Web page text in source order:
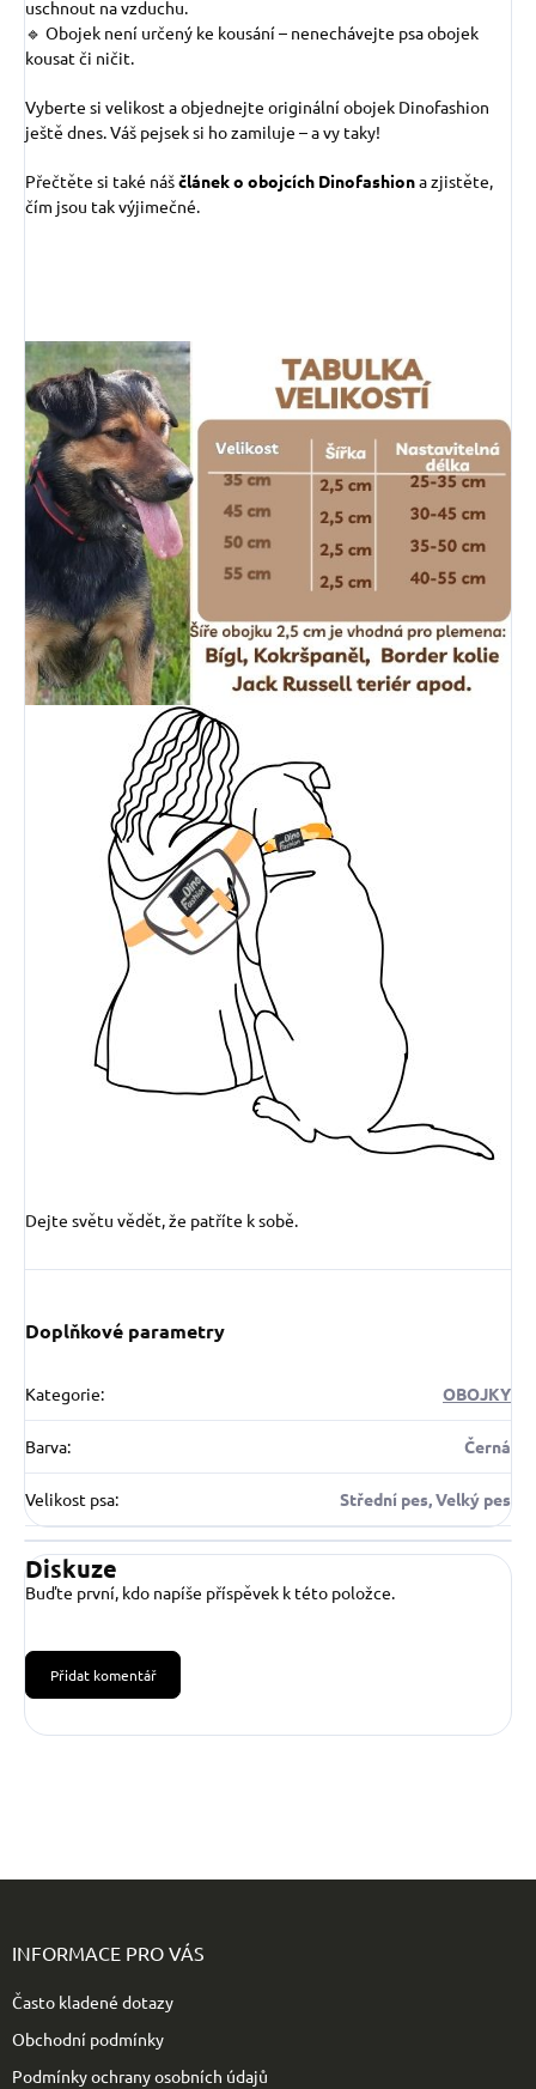
uschnout na vzduchu.
🔹 Obojek není určený ke kousání – nenechávejte psa obojek
kousat či ničit.
Vyberte si velikost a objednejte originální obojek Dinofashion
ještě dnes. Váš pejsek si ho zamiluje – a vy taky!
Přečtěte si také náščlánek o obojcích Dinofashiona zjistěte,
čím jsou tak výjimečné.
Dejte světu vědět, že patříte k sobě.
Doplňkové parametry
Kategorie: OBOJKY
Barva: Černá
Velikost psa: Střední pes, Velký pes
Diskuze
Buďte první, kdo napíše příspěvek k této položce.
Přidat komentář
INFORMACE PRO VÁS
Často kladené dotazy
Obchodní podmínky
Podmínky ochrany osobních údajů